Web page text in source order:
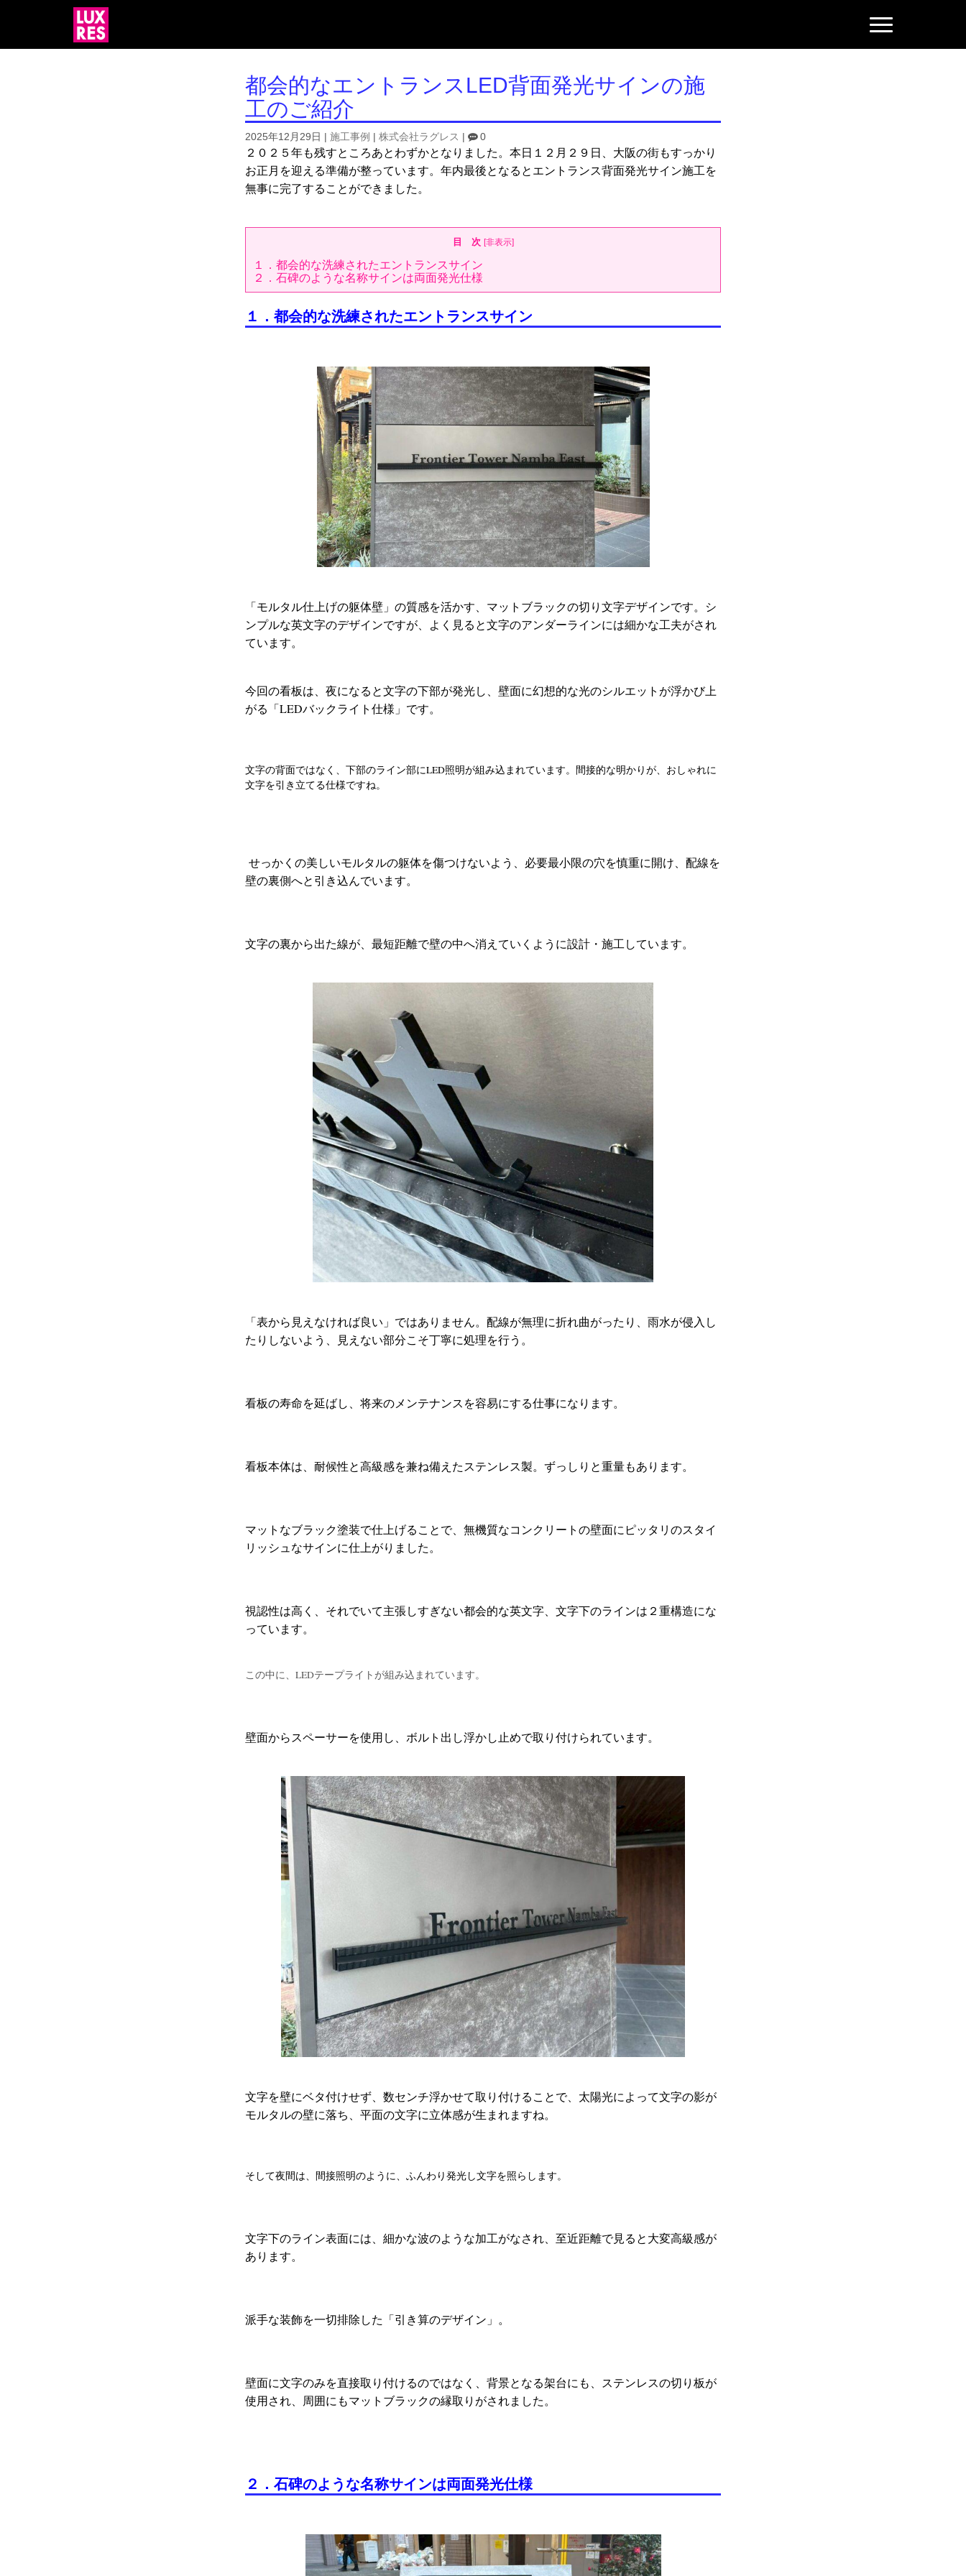
N
a
都会的なエントランスLED背面発光サインの施
工のご紹介
2025年12月29日 施工事例 株式会社ラグレス 0
２０２５年も残すところあとわずかとなりました。本日１２月２９日、大阪の街もすっかり
お正月を迎える準備が整っています。年内最後となるとエントランス背面発光サイン施工を
無事に完了することができました。
目 次 [非表示]
１．都会的な洗練されたエントランスサイン
２．石碑のような名称サインは両面発光仕様
１．都会的な洗練されたエントランスサイン
「モルタル仕上げの躯体壁」の質感を活かす、マットブラックの切り文字デザインです。シ
ンプルな英文字のデザインですが、よく見ると文字のアンダーラインには細かな工夫がされ
ています。
今回の看板は、夜になると文字の下部が発光し、壁面に幻想的な光のシルエットが浮かび上
がる「LEDバックライト仕様」です。
文字の背面ではなく、下部のライン部にLED照明が組み込まれています。間接的な明かりが、おしゃれに
文字を引き立てる仕様ですね。
せっかくの美しいモルタルの躯体を傷つけないよう、必要最小限の穴を慎重に開け、配線を
壁の裏側へと引き込んでいます。
文字の裏から出た線が、最短距離で壁の中へ消えていくように設計・施工しています。
「表から見えなければ良い」ではありません。配線が無理に折れ曲がったり、雨水が侵入し
たりしないよう、見えない部分こそ丁寧に処理を行う。
看板の寿命を延ばし、将来のメンテナンスを容易にする仕事になります。
看板本体は、耐候性と高級感を兼ね備えたステンレス製。ずっしりと重量もあります。
マットなブラック塗装で仕上げることで、無機質なコンクリートの壁面にピッタリのスタイ
リッシュなサインに仕上がりました。
視認性は高く、それでいて主張しすぎない都会的な英文字、文字下のラインは２重構造にな
っています。
この中に、LEDテープライトが組み込まれています。
壁面からスペーサーを使用し、ボルト出し浮かし止めで取り付けられています。
文字を壁にベタ付けせず、数センチ浮かせて取り付けることで、 太陽光によって文字の影が
モルタルの壁に落ち、平面の文字に立体感が生まれますね。
そして夜間は、間接照明のように、ふんわり発光し文字を照らします。
文字下のライン表面には、細かな波のような加工がなされ、至近距離で見ると大変高級感が
あります。
派手な装飾を一切排除した「引き算のデザイン」。
壁面に文字のみを直接取り付けるのではなく、背景となる架台にも、ステンレスの切り板が
使用され、周囲にもマットブラックの縁取りがされました。
２．石碑のような名称サインは両面発光仕様